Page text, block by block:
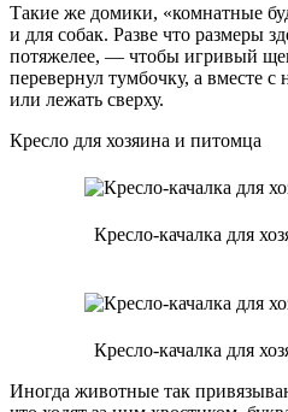
Такие же домики, «комнатные
и для собак. Разве что размеры
потяжелее, — чтобы игривый
перевернул тумбочку, а вместе с
или лежать сверху.
Кресло для хозяина и питомца
Кресло-качалка для
Кресло-качалка для
Иногда животные так